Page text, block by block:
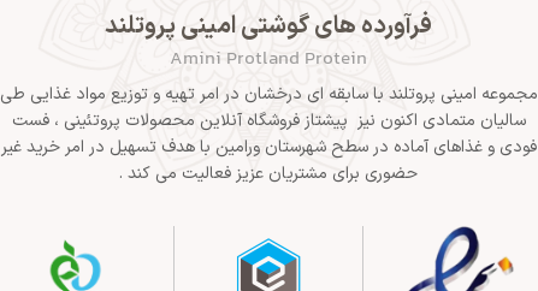
فرآورده های گوشتی امینی پروتلند
Amini Protland Protein
مجموعه امینی پروتلند با سابقه ای درخشان در امر تهیه و توزیع مواد غذایی طی
سالیان متمادی اکنون نیز پیشتاز فروشگاه آنلاین محصولات پروتئینی ، فست
فودی و غذاهای آماده در سطح شهرستان ورامین با هدف تسهیل در امر خرید غیر
حضوری برای مشتریان عزیز فعالیت می کند .